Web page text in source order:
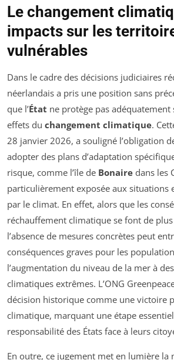
Le changement
impacts sur les
vulnérables
Dans le cadre des décisions judiciaires
néerlandais a pris une position sans
que l’État ne protège pas
effets du changement climatique.
28 janvier 2026, a souligné l’obligation
adopter des plans d’adaptation
risque, comme l’île de Bonaire dans les
particulièrement exposée aux situations
par le climat. En effet, alors que les
réchauffement climatique se font de
l’absence de mesures concrètes peut
conséquences graves pour les
l’augmentation du niveau de la mer à
climatiques extrêmes. L’ONG
décision historique comme une victoire
climatique, marquant une étape
responsabilité des États face à leurs
En outre, ce jugement met en lumière la